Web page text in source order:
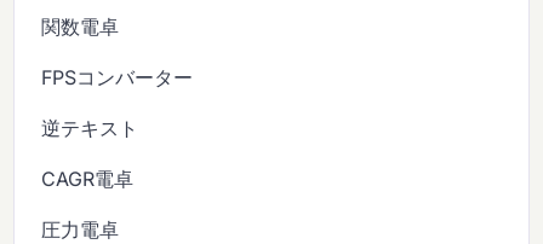
関数電卓
FPSコンバーター
逆テキスト
CAGR電卓
圧力電卓